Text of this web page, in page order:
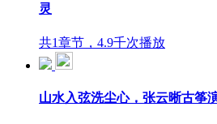
灵
共1章节，4.9千次播放
山水入弦洗尘心，张云晰古筝